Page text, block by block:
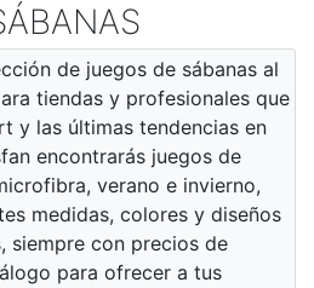
de juegos de sábanas al
tiendas y profesionales que
y las últimas tendencias en
encontrarás juegos de
verano e invierno,
medidas, colores y diseños
siempre con precios de
para ofrecer a tus